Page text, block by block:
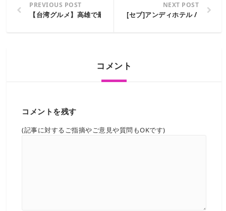
PREVIOUS POST
【台湾グルメ】高雄で最も人気な夜市「瑞豊夜市」に行ってみ
NEXT POST
[セブ]アンディホテル / ANDY
コメント
コメントを残す
(記事に対するご指摘やご意見や質問もOKです)